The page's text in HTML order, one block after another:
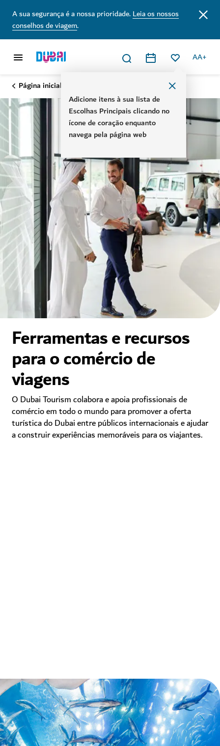
A sua segurança é a nossa prioridade.Leia os nossos
conselhos de viagem.
Adicione itens à sua lista de
Escolhas Principais clicando no
ícone de coração enquanto
navega pela página web
AA+
Página inicial
Ferramentas e recursos
para o comércio de
viagens
O Dubai Tourism colabora e apoia profissionais de
comércio em todo o mundo para promover a oferta
turística do Dubai entre públicos internacionais e ajudar
a construir experiências memoráveis para os viajantes.